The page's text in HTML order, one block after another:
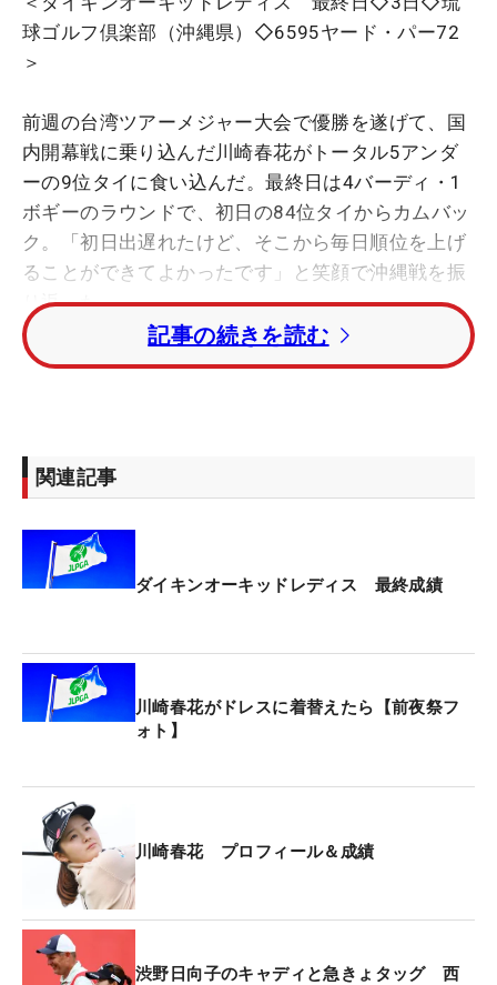
球ゴルフ倶楽部（沖縄県）◇6595ヤード・パー72
＞
前週の台湾ツアーメジャー大会で優勝を遂げて、国
内開幕戦に乗り込んだ川崎春花がトータル5アンダ
ーの9位タイに食い込んだ。最終日は4バーディ・1
ボギーのラウンドで、初日の84位タイからカムバッ
ク。「初日出遅れたけど、そこから毎日順位を上げ
ることができてよかったです」と笑顔で沖縄戦を振
り返った。
昨年の本大会は直前にコロナ感染が発覚し欠場を余
ズン初戦としては「ショットの雰囲気がよくなっ
て、自信を持って打てています」と台湾での優勝に
2022年にメジャーを含む2勝を挙げたが、昨年は不
女子オープン」では64位。8月の「AIG女子オープ
ン」（全英）では3日目に「83」を叩き、決勝ラウ
ンド進出者で最下位に甘んじた。今年はその借りを
据えている。
もちろんただ出るわけでなく、そこで成績を出すこ
とが目標。そのためにも、まずは「世界ランキング
を上げていきたい」というのが命題。春先からラン
キングを上昇させて、メジャー出場権をつかむのが
今の目標だ。
記事の続きを読む
関連記事
ダイキンオーキッドレディス 最終成績
川崎春花がドレスに着替えたら【前夜祭フ
ォト】
川崎春花 プロフィール＆成績
渋野日向子のキャディと急きょタッグ 西